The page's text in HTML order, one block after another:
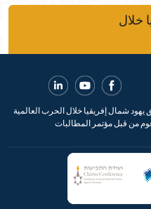
خلال
يهود شمال إفريقيا خلال الحرب العالمية
من قبل مؤتمر المطالبات